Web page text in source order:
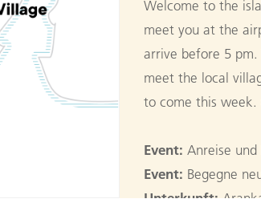
Welcome to the
meet you at the
arrive before 5 pm.
meet the local
to come this week.
Event: Anreise
Event: Begegne
Unterkunft: